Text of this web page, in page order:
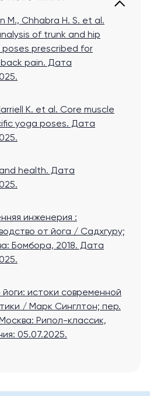
M., Chhabra H. S. et al.
of trunk and hip
poses prescribed for
pain. Дата
K. et al. Core muscle
yoga poses. Дата
health. Дата
инженерия :
от йога / Садхгуру;
Бомбора, 2018. Дата
истоки современной
/ Марк Синглтон; пер.
Рипол-классик,
05.07.2025.